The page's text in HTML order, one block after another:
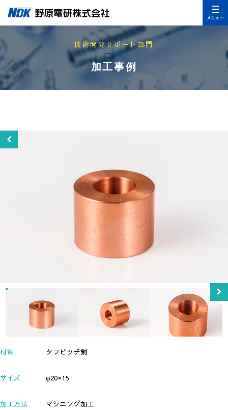
メニュー
技術開発サポート部門
加工事例
材質 タフピッチ銅
サイズ φ20×15
加工方法 マシニング加工